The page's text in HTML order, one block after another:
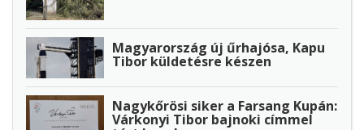
Magyarország új űrhajósa, Kapu
Tibor küldetésre készen
Nagykőrösi siker a Farsang Kupán:
Várkonyi Tibor bajnoki címmel